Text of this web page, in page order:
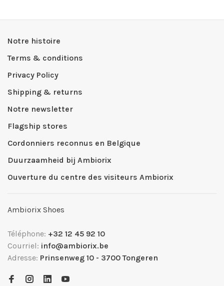
Notre histoire
Terms & conditions
Privacy Policy
Shipping & returns
Notre newsletter
Flagship stores
Cordonniers reconnus en Belgique
Duurzaamheid bij Ambiorix
Ouverture du centre des visiteurs Ambiorix
Ambiorix Shoes
Téléphone: +32 12 45 92 10
Courriel: info@ambiorix.be
Adresse: Prinsenweg 10 - 3700 Tongeren